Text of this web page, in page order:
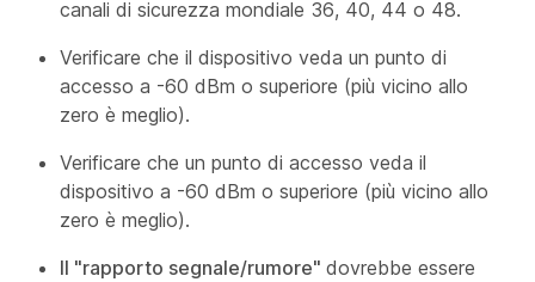
canali di sicurezza mondiale 36, 40, 44 o 48.
Verificare che il dispositivo veda un punto di
accesso a -60 dBm o superiore (più vicino allo
zero è meglio).
Verificare che un punto di accesso veda il
dispositivo a -60 dBm o superiore (più vicino allo
zero è meglio).
Il "rapporto segnale/rumore" dovrebbe essere